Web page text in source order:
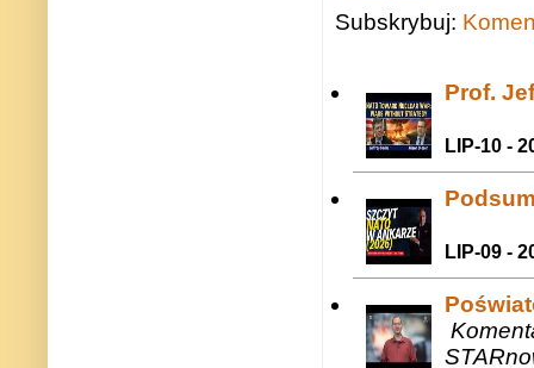
Subskrybuj:
Prof.
LIP-10 -
LIP-09 -